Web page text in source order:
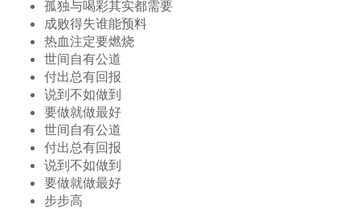
孤独与喝彩其实都需要
成败得失谁能预料
热血注定要燃烧
世间自有公道
付出总有回报
说到不如做到
要做就做最好
世间自有公道
付出总有回报
说到不如做到
要做就做最好
步步高